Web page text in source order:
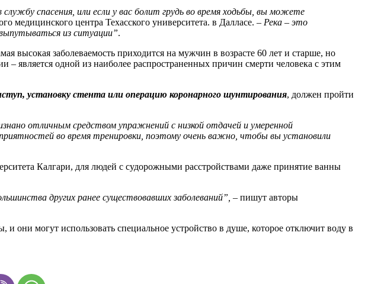
спасения, или если у вас болит грудь во время ходьбы, вы можете
центра Техасского университета. в Далласе. – Река – это
из ситуации”.
высокая заболеваемость приходится на мужчин в возрасте 60 лет и старше, но
– является одной из наиболее распространенных причин смерти человека с этим
установку стента или операцию коронарного шунтирования, должен пройти
отличным средством упражнений с низкой отдачей и умеренной
во время тренировки, поэтому очень важно, чтобы вы установили
Калгари, для людей с судорожными расстройствами даже принятие ванны
других ранее существовавших заболеваний”, – пишут авторы
могут использовать специальное устройство в душе, которое отключит воду в